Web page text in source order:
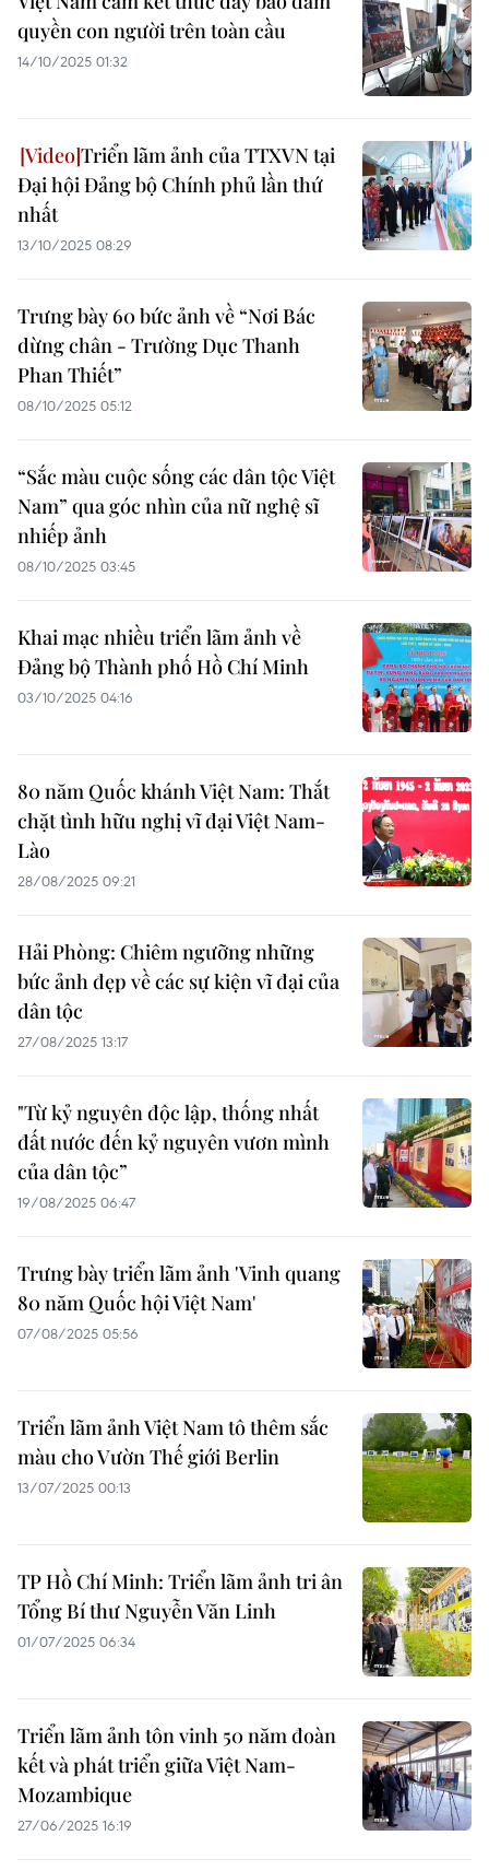
quyền con người trên toàn cầu
14/10/2025 01:32
Triển lãm ảnh của TTXVN tại
Đại hội Đảng bộ Chính phủ lần thứ
nhất
13/10/2025 08:29
Trưng bày 60 bức ảnh về “Nơi Bác
dừng chân - Trường Dục Thanh
Phan Thiết”
08/10/2025 05:12
“Sắc màu cuộc sống các dân tộc Việt
Nam” qua góc nhìn của nữ nghệ sĩ
nhiếp ảnh
08/10/2025 03:45
Khai mạc nhiều triển lãm ảnh về
Đảng bộ Thành phố Hồ Chí Minh
03/10/2025 04:16
80 năm Quốc khánh Việt Nam: Thắt
chặt tình hữu nghị vĩ đại Việt Nam-
Lào
28/08/2025 09:21
Hải Phòng: Chiêm ngưỡng những
bức ảnh đẹp về các sự kiện vĩ đại của
dân tộc
27/08/2025 13:17
"Từ kỷ nguyên độc lập, thống nhất
đất nước đến kỷ nguyên vươn mình
của dân tộc”
19/08/2025 06:47
Trưng bày triển lãm ảnh 'Vinh quang
80 năm Quốc hội Việt Nam'
07/08/2025 05:56
Triển lãm ảnh Việt Nam tô thêm sắc
màu cho Vườn Thế giới Berlin
13/07/2025 00:13
TP Hồ Chí Minh: Triển lãm ảnh tri ân
Tổng Bí thư Nguyễn Văn Linh
01/07/2025 06:34
Triển lãm ảnh tôn vinh 50 năm đoàn
kết và phát triển giữa Việt Nam-
Mozambique
27/06/2025 16:19